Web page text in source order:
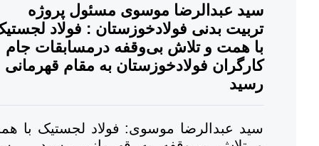
سید عبدالرضا موسوی مسئول پروژه
تربیت بدنی فولادخوزستان : فولاد لجستیک
با همت و تلاش بی‌وقفه درمسابقات جام
کارگران فولادخوزستان به مقام قهرمانی
رسید
سید عبدالرضا موسوی: فولاد لجستیک با همت